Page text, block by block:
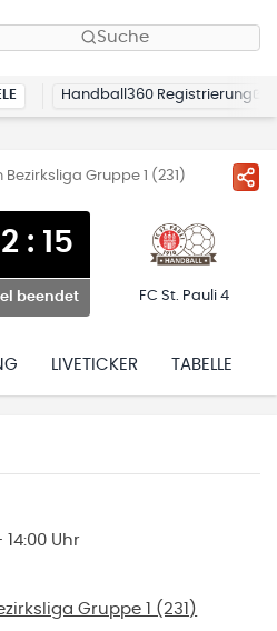
Suche
Handball360 Registrierung
Gruppe 1 (231)
: 15
beendet FC St. Pauli 4
LIVETICKER TABELLE
14:00 Uhr
Gruppe 1 (231)